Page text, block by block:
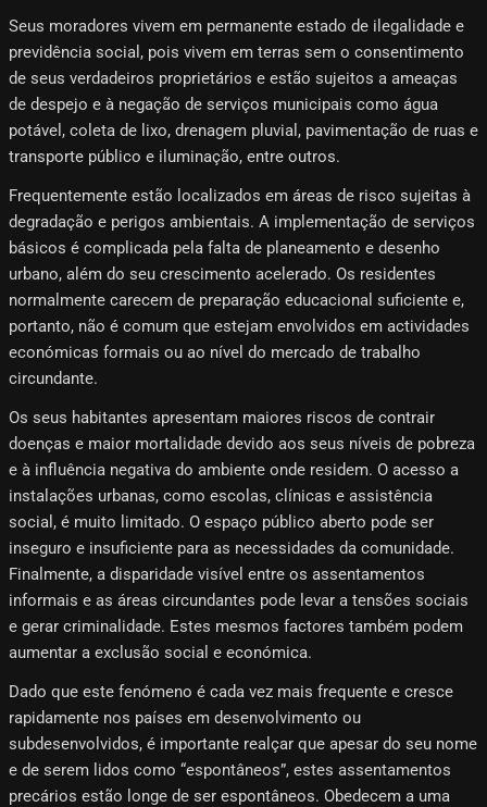
Seus moradores vivem em permanente estado de ilegalidade e
previdência social, pois vivem em terras sem o consentimento
de seus verdadeiros proprietários e estão sujeitos a ameaças
de despejo e à negação de serviços municipais como água
potável, coleta de lixo, drenagem pluvial, pavimentação de ruas e
transporte público e iluminação, entre outros.
Frequentemente estão localizados em áreas de risco sujeitas à
degradação e perigos ambientais. A implementação de serviços
básicos é complicada pela falta de planeamento e desenho
urbano, além do seu crescimento acelerado. Os residentes
normalmente carecem de preparação educacional suficiente e,
portanto, não é comum que estejam envolvidos em actividades
económicas formais ou ao nível do mercado de trabalho
circundante.
Os seus habitantes apresentam maiores riscos de contrair
doenças e maior mortalidade devido aos seus níveis de pobreza
e à influência negativa do ambiente onde residem. O acesso a
instalações urbanas, como escolas, clínicas e assistência
social, é muito limitado. O espaço público aberto pode ser
inseguro e insuficiente para as necessidades da comunidade.
Finalmente, a disparidade visível entre os assentamentos
informais e as áreas circundantes pode levar a tensões sociais
e gerar criminalidade. Estes mesmos factores também podem
aumentar a exclusão social e económica.
Dado que este fenómeno é cada vez mais frequente e cresce
rapidamente nos países em desenvolvimento ou
subdesenvolvidos, é importante realçar que apesar do seu nome
e de serem lidos como “espontâneos”, estes assentamentos
precários estão longe de ser espontâneos. Obedecem a uma